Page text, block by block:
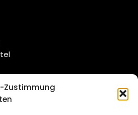
Zustimmung